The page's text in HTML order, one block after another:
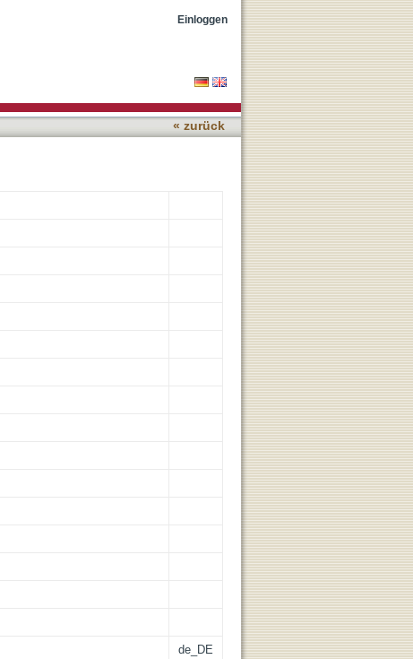
Einloggen
« zurück
de_DE